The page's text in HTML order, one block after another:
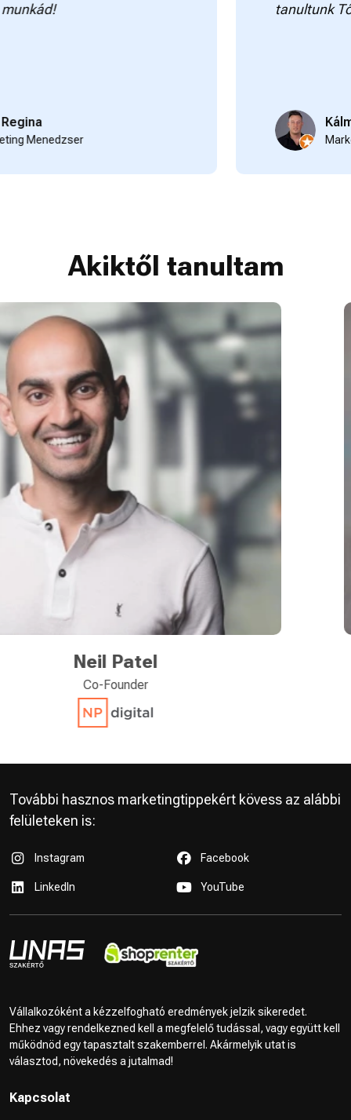
Menedzser
tanultunk Tőle.
Akiktől tanultam
További hasznos marketingtippekért kövess az alábbi
felületeken is:
Instagram Facebook
LinkedIn YouTube
Vállalkozóként a kézzelfogható eredmények jelzik sikeredet.
Ehhez vagy rendelkezned kell a megfelelő tudással, vagy együtt kell
működnöd egy tapasztalt szakemberrel. Akármelyik utat is
választod, növekedés a jutalmad!
Kapcsolat